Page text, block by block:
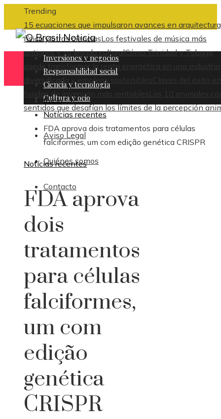
Trending
15 ecuaciones que impulsaron avances en
física y otras cienciasLos festivales de música más
antiguos y su legado culturalCómo Trinidad y Tobago
puede transformar la renta energética en una industria
diversificada y empleos sostenibles
Claves del éxito
fondos de inversión más rentables
Los 10 animales
sentidos que desafían los límites de la percepción
Aviso Legal
Quiénes somos
Contacto
Inversiones y negocios
Responsabilidad social
Ciencia y tecnología
Cultura y ocio
Inicio
Notícias recentes
FDA aprova dois tratamentos para células
falciformes, um com edição genética CRISPR
Notícias recentes
FDA aprova
dois
tratamentos
para células
falciformes,
um com
edição
genética
CRISPR